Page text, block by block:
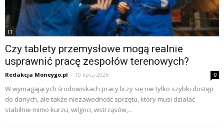
IT
Czy tablety przemysłowe mogą realnie
usprawnić pracę zespołów terenowych?
Redakcja Moneygo.pl - 10 lipca 2026 0
W wymagających środowiskach pracy liczy się nie tylko szybki dostęp
do danych, ale także niezawodność sprzętu, który musi działać
stabilnie mimo kurzu, wilgoci, wstrząsów,...